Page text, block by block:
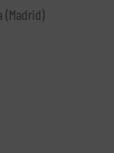
(Madrid)